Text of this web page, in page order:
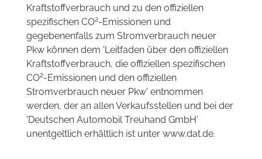
Kraftstoffverbrauch und zu den offiziellen
spezifischen CO2-Emissionen und
gegebenenfalls zum Stromverbrauch neuer
Pkw können dem 'Leitfaden über den offiziellen
Kraftstoffverbrauch, die offiziellen spezifischen
CO2-Emissionen und den offiziellen
Stromverbrauch neuer Pkw' entnommen
werden, der an allen Verkaufsstellen und bei der
'Deutschen Automobil Treuhand GmbH'
unentgeltlich erhältlich ist unter www.dat.de.